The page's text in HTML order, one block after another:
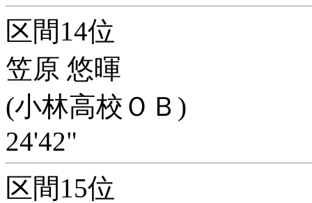
区間14位
笠原 悠暉
(小林高校ＯＢ)
24'42"
区間15位